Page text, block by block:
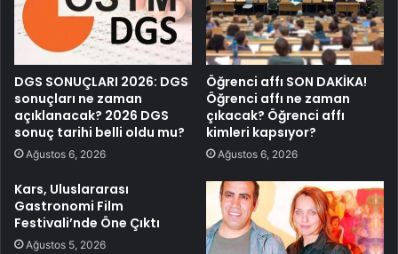
DGS SONUÇLARI 2026: DGS
sonuçları ne zaman
açıklanacak? 2026 DGS
sonuç tarihi belli oldu mu?
Ağustos 6, 2026
Öğrenci affı SON DAKİKA!
Öğrenci affı ne zaman
çıkacak? Öğrenci affı
kimleri kapsıyor?
Ağustos 6, 2026
Kars, Uluslararası
Gastronomi Film
Festivali’nde Öne Çıktı
Ağustos 5, 2026